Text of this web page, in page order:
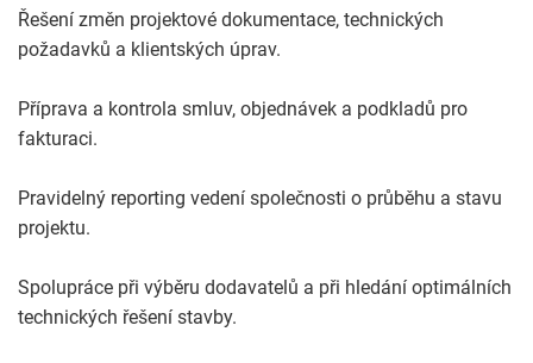
Řešení změn projektové dokumentace, technických
požadavků a klientských úprav.
Příprava a kontrola smluv, objednávek a podkladů pro
fakturaci.
Pravidelný reporting vedení společnosti o průběhu a stavu
projektu.
Spolupráce při výběru dodavatelů a při hledání optimálních
technických řešení stavby.